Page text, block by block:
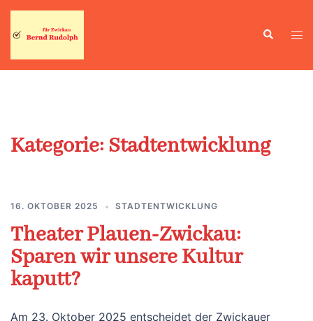
Zum
Suche
Kategorie: Stadtentwicklung
16. OKTOBER 2025 STADTENTWICKLUNG
Theater Plauen-Zwickau:
Sparen wir unsere Kultur
kaputt?
Am 23. Oktober 2025 entscheidet der Zwickauer